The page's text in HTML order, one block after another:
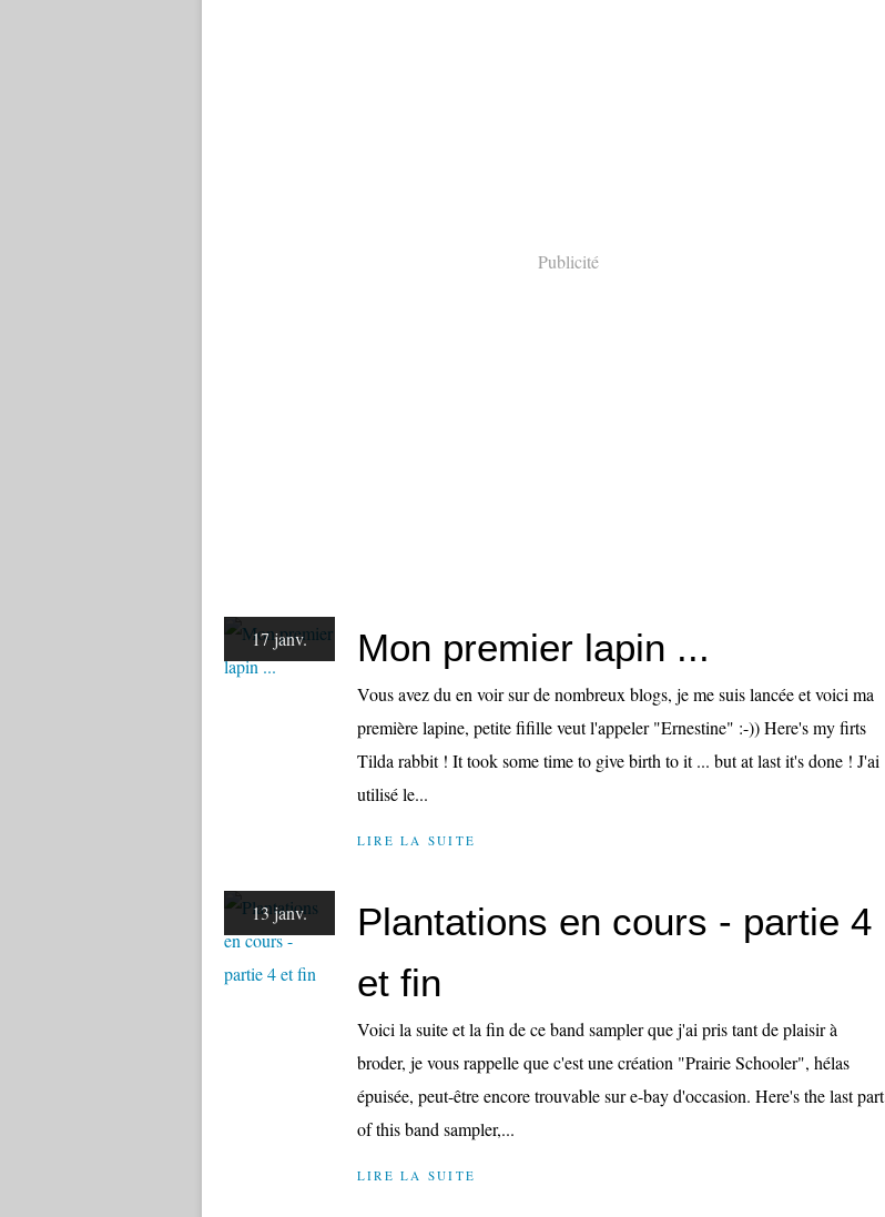
Publicité
17 janv. Mon premier lapin ...
Vous avez du en voir sur de nombreux blogs, je me suis lancée et voici ma
première lapine, petite fifille veut l'appeler "Ernestine" :-)) Here's my firts
Tilda rabbit ! It took some time to give birth to it ... but at last it's done ! J'ai
utilisé le...
LIRE LA SUITE
13 janv.
Plantations en cours - partie 4
et fin
Voici la suite et la fin de ce band sampler que j'ai pris tant de plaisir à
broder, je vous rappelle que c'est une création "Prairie Schooler", hélas
épuisée, peut-être encore trouvable sur e-bay d'occasion. Here's the last part
of this band sampler,...
LIRE LA SUITE